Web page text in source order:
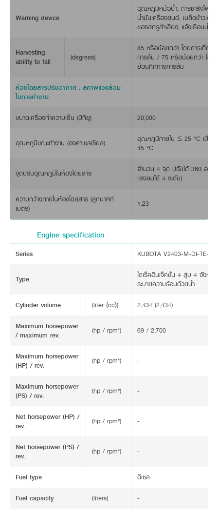
Warning device
อุณหภูมิหม้อน้ำ, การชาร์จไฟฟ้
น้ำมันเครื่องยนต์, เมล็ดข้าวเต็
ของสกรูลำเลียง, แจ้งเตือนน้ำมั
Harvesting
ability to fall
(degrees)
85 หรือน้อยกว่า โดยการเกี่ยว
การล้ม / 75 หรือน้อยกว่า โดย
ย้อนทิศทางการล้ม
ห้องโดยสารปรับอากาศ : สภาพแวดล้อม
ในการทำงาน
ขนาดเครื่องทำความเย็น (บีทียู) 20,000
อุณหภูมิขณะทำงาน (องศาเซลเซียส)
อุณหภูมิภายใน ≤ 25 °C เมื่อภ
45 °C
จุดปรับอุณหภูมิในห้องโดยสาร
จำนวน 4 จุด ปรับได้ 360 องศ
แรงลมได้ 4 ระดับ)
ความกว้างภายในห้องโดยสาร (ลูกบาศก์
เมตร)
1.23
Engine specification
Series KUBOTA V2403-M-DI-TE-
Type
ไดเร็คอินเจ็คชั่น 4 สูบ 4 จังหว
ระบายความร้อนด้วยน้ำ
Cylinder volume (liter {cc}) 2,434 (2,434)
Maximum horsepower
/ maximum rev.
(hp / rpm*) 69 / 2,700
Maximum horsepower
(HP) / rev.
(hp / rpm*) -
Maximum horsepower
(PS) / rev.
(hp / rpm*) -
Net horsepower (HP) /
rev.
(hp / rpm*) -
Net horsepower (PS) /
rev.
(hp / rpm*) -
Fuel type ดีเซล
Fuel capacity (liters) -